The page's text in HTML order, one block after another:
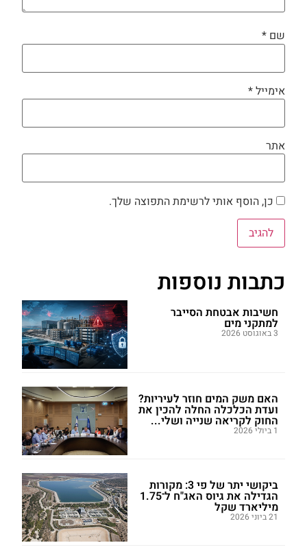
שם *
אימייל*
אתר
כן, הוסף אותי לרשימת התפוצה שלך.
כתבות נוספות
חשיבות אבטחת הסייבר
למתקני מים
3 באוגוסט 2026
האם משק המים חוזר לעיריות?
ועדת הכלכלה החלה להכין את
החוק לקריאה שנייה ושלי...
1 ביולי 2026
ביקושי יתר של פי 3: מקורות
הגדילה את גיוס האג"ח ל־1.75
מיליארד שקל
21 ביוני 2026